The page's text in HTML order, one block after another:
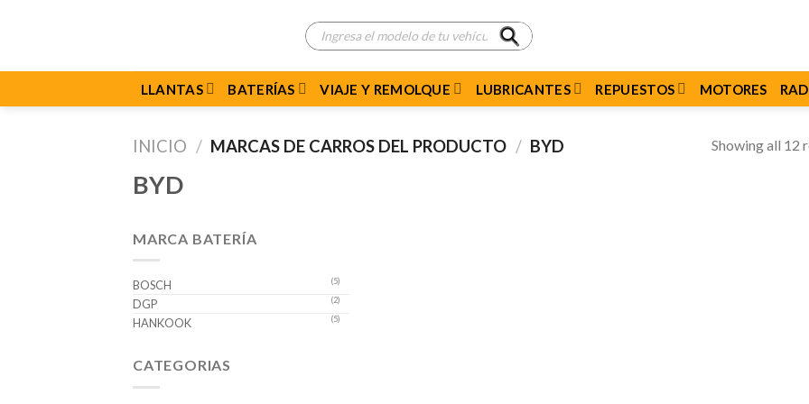
Búsqueda
de
productos
LLANTAS BATERÍAS VIAJE Y REMOLQUE LUBRICANTES REPUESTOS MOTORES
INICIO / MARCAS DE CARROS DEL PRODUCTO / BYD Showing all 12
BYD
MARCA BATERÍA
BOSCH (5)
DGP (2)
HANKOOK (5)
CATEGORIAS